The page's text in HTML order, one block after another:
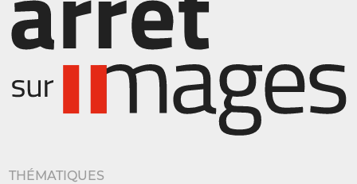
THÉMATIQUES